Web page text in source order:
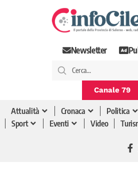
Newsletter
Canale 79
Attualità Cronaca Politica
Sport
Eventi Video